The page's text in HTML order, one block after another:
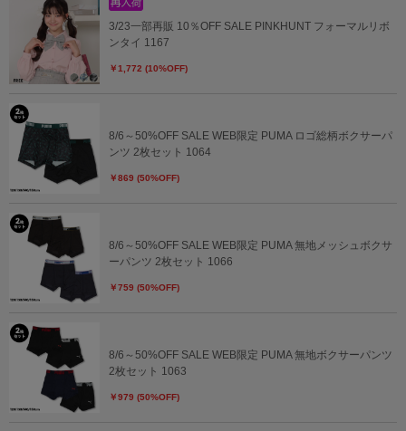
3/23一部再販 10％OFF SALE PINKHUNT フォーマルリボ
ンタイ 1167
￥1,772 (10%OFF)
8/6～50%OFF SALE WEB限定 PUMA ロゴ総柄ボクサーパ
ンツ 2枚セット 1064
￥869 (50%OFF)
8/6～50%OFF SALE WEB限定 PUMA 無地メッシュボクサ
ーパンツ 2枚セット 1066
￥759 (50%OFF)
8/6～50%OFF SALE WEB限定 PUMA 無地ボクサーパンツ
2枚セット 1063
￥979 (50%OFF)